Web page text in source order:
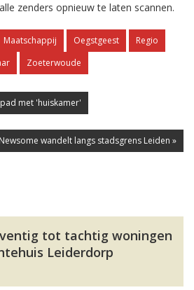
zenders opnieuw te laten scannen.
Maatschappij Oegstgeest
Regio
Zoeterwoude
met 'huiskamer'
wandelt langs stadsgrens Leiden »
tot tachtig woningen
Leiderdorp